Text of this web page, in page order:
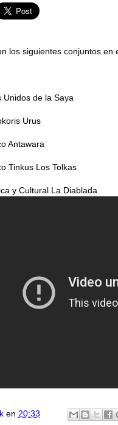
los siguientes conjuntos en
Unidos de la Saya
Urus
Antawara
Tinkus Los Tolkas
y Cultural La Diablada
en 20:33